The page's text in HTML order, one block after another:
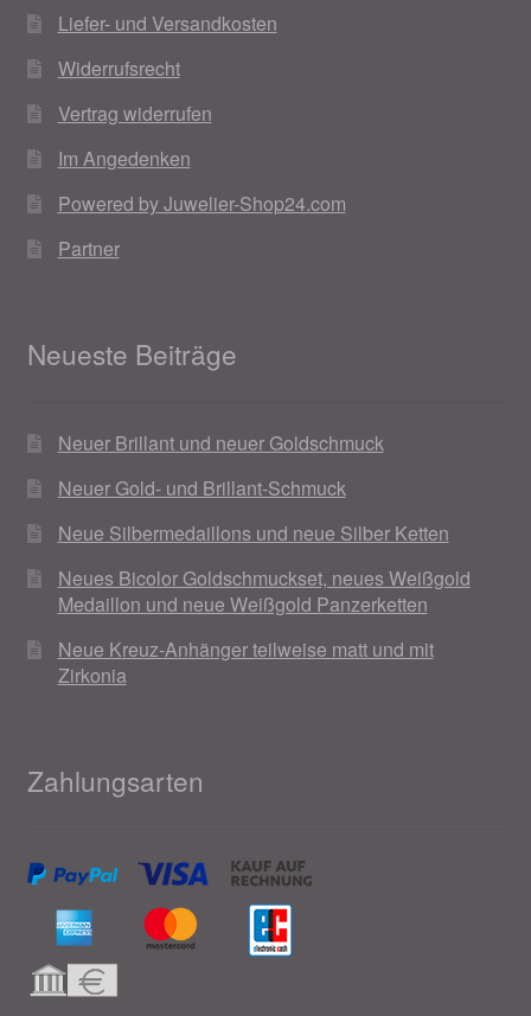
Liefer- und Versandkosten
Widerrufsrecht
Vertrag widerrufen
Im Angedenken
Powered by Juwelier-Shop24.com
Partner
Neueste Beiträge
Neuer Brillant und neuer Goldschmuck
Neuer Gold- und Brillant-Schmuck
Neue Silbermedaillons und neue Silber Ketten
Neues Bicolor Goldschmuckset, neues Weißgold
Medaillon und neue Weißgold Panzerketten
Neue Kreuz-Anhänger teilweise matt und mit
Zirkonia
Zahlungsarten